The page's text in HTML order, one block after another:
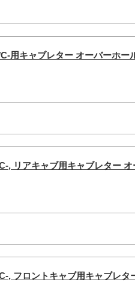
用キャブレター オーバーホー
リアキャブ用キャブレター
フロントキャブ用キャブレタ